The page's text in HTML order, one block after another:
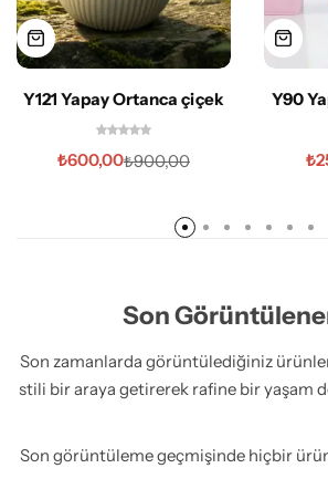
Y121 Yapay Ortanca çiçek
₺900,00
₺600,00
Y90
₺
Son
Son zamanlarda görüntülediğiniz
stili bir araya getirerek rafine bir yaşam
Son görüntüleme geçmişinde hiçbir